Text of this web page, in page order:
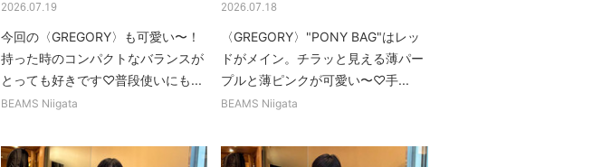
2026.07.19
今回の〈GREGORY〉も可愛い〜！
持った時のコンパクトなバランスが
とっても好きです♡普段使いにも...
BEAMS Niigata
2026.07.18
〈GREGORY〉"PONY BAG"はレッ
ドがメイン。チラッと見える薄パー
プルと薄ピンクが可愛い〜♡手...
BEAMS Niigata